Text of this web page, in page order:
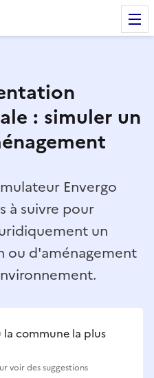
: simuler un
Envergo
à suivre pour
un
ou d'aménagement
la commune la plus
voir des suggestions